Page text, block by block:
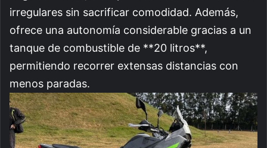
irregulares sin sacrificar comodidad. Además,
ofrece una autonomía considerable gracias a un
tanque de combustible de **20 litros**,
permitiendo recorrer extensas distancias con
menos paradas.